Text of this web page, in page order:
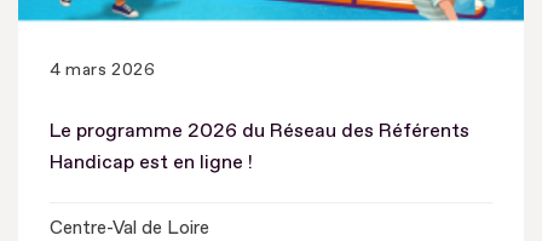
4 mars 2026
Le programme 2026 du Réseau des Référents
Handicap est en ligne !
Centre-Val de Loire